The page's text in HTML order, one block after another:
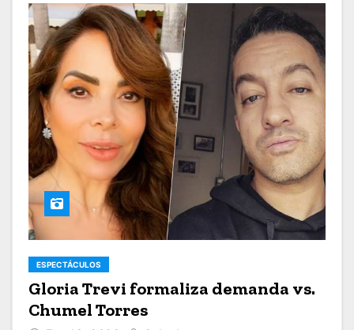
ESPECTÁCULOS
Gloria Trevi formaliza demanda vs.
Chumel Torres